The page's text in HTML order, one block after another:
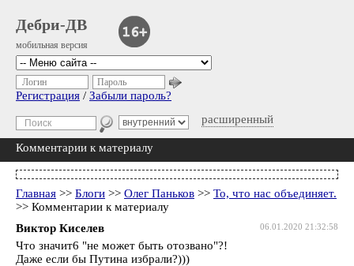
Дебри-ДВ
мобильная версия
расширенный
Логин Пароль
Регистрация / Забыли пароль?
Комментарии к материалу
Главная >> Блоги >> Олег Паньков >> То, что нас объединяет.
>> Комментарии к материалу
06.01.2020 21:32:58
Виктор Киселев
Что значит6 "не может быть отозвано"?!
Даже если бы Путина избрали?)))